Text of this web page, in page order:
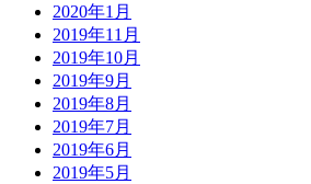
2020年1月
2019年11月
2019年10月
2019年9月
2019年8月
2019年7月
2019年6月
2019年5月